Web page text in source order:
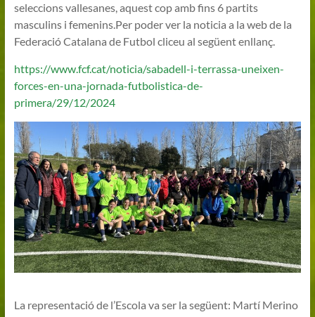
seleccions vallesanes, aquest cop amb fins 6 partits
masculins i femenins.Per poder ver la noticia a la web de la
Federació Catalana de Futbol cliceu al següent enllanç.
https://www.fcf.cat/noticia/sabadell-i-terrassa-uneixen-
forces-en-una-jornada-futbolistica-de-
primera/29/12/2024
La representació de l’Escola va ser la següent: Martí Merino